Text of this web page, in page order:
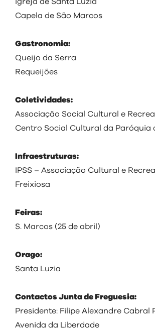
Capela de São Marcos
Gastronomia:
Queijo da Serra
Requeijões
Coletividades:
Associação Social Cultural e
Centro Social Cultural da Paróquia
Infraestruturas:
IPSS – Associação Cultural e
Freixiosa
Feiras:
S. Marcos (25 de abril)
Orago:
Santa Luzia
Contactos Junta de Freguesia:
Presidente: Filipe Alexandre Cabral
Avenida da Liberdade